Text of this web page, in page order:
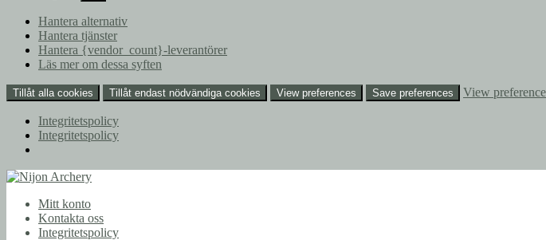
Hantera alternativ
Hantera tjänster
Hantera {vendor_count}-leverantörer
Läs mer om dessa syften
Tillåt alla cookies Tillåt endast nödvändiga cookies View preferences Save preferences View
Integritetspolicy
Integritetspolicy
Hoppa
navigering
Hoppa
innehållMitt konto
Kontakta oss
Integritetspolicy